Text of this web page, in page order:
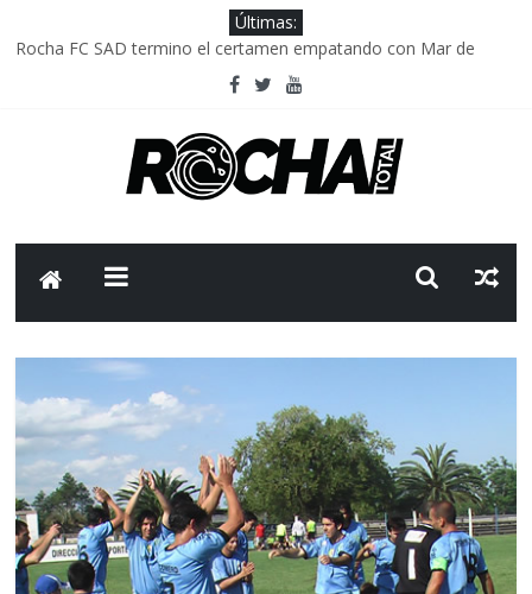
Últimas:
Rocha FC SAD termino el certamen empatando con Mar de
Delegación parlamentaria uruguaya llega a Israel; el Frente
Caso Charles Carrera: la causa que sobrevivió al paso del tiempo
Criminalidad en Uruguay: menos delitos,los homicidios son lo